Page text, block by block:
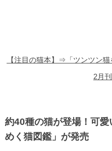
【注目の猫本】⇒「ツンツン
2月刊
約40種の猫が登場！可
めく猫図鑑」が発売
猫のゲーム・アプリ
猫のフリー写真素材